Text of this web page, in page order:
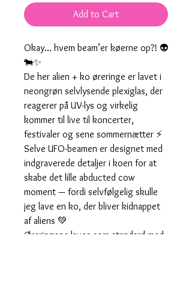
Add to Cart
Okay… hvem beam’er køerne op?! 👽
🐄✨
De her alien + ko øreringe er lavet i
neongrøn selvlysende plexiglas, der
reagerer på UV-lys og virkelig
kommer til live til koncerter,
festivaler og sene sommernætter ⚡
Selve UFO-beamen er designet med
indgraverede detaljer i koen for at
skabe det lille abducted cow
moment — fordi selvfølgelig skulle
jeg lave en ko, der bliver kidnappet
af aliens 💚
Øreringene laves som standard med